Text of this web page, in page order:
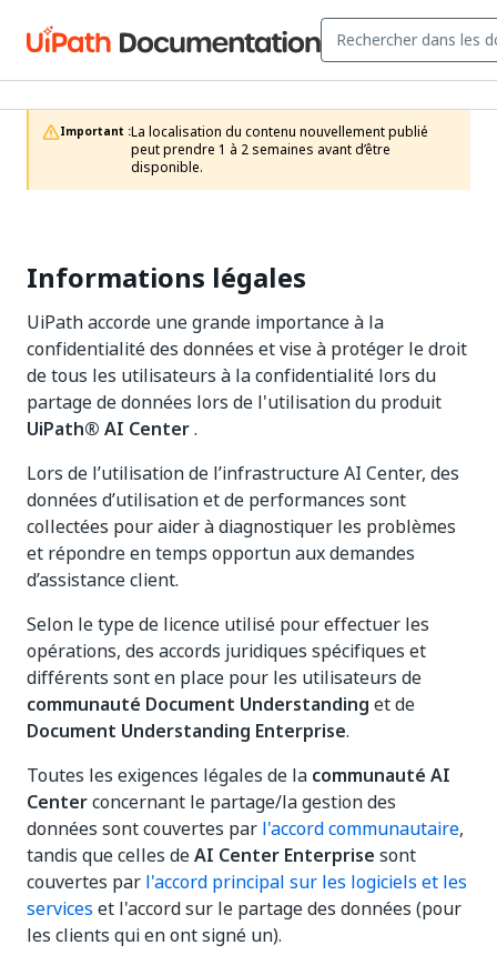
Important :La localisation du contenu nouvellement publié
peut prendre 1 à 2 semaines avant d’être
disponible.
Informations légales
UiPath accorde une grande importance à la
confidentialité des données et vise à protéger le droit
de tous les utilisateurs à la confidentialité lors du
partage de données lors de l'utilisation du produit
UiPath® AI Center.
Lors de l’utilisation de l’infrastructure AI Center, des
données d’utilisation et de performances sont
collectées pour aider à diagnostiquer les problèmes
et répondre en temps opportun aux demandes
d’assistance client.
Selon le type de licence utilisé pour effectuer les
opérations, des accords juridiques spécifiques et
différents sont en place pour les utilisateurs de
communauté Document Understanding et de
Document Understanding Enterprise.
Toutes les exigences légales de la communauté AI
Centerconcernant le partage/la gestion des
données sont couvertes par l'accord communautaire,
tandis que celles deAI Center Enterprise sont
couvertes par l'accord principal sur les logiciels et les
services et l'accord sur le partage des données (pour
les clients qui en ont signé un).